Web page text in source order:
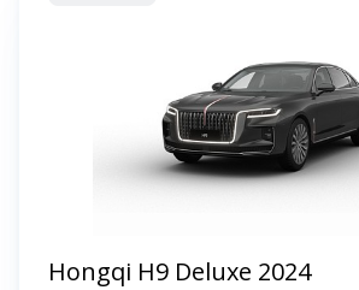
Hongqi H9 Deluxe 2024